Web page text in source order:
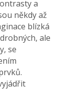
a
někdy až
blízká
ale
se